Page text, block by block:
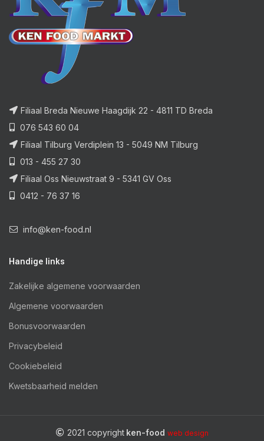
Filiaal Breda Nieuwe Haagdijk 22 - 4811 TD Breda
076 543 60 04
Filiaal Tilburg Verdiplein 13 - 5049 NM Tilburg
013 - 455 27 30
Filiaal Oss Nieuwstraat 9 - 5341 GV Oss
0412 - 76 37 16
info@ken-food.nl
Handige links
Zakelijke algemene voorwaarden
Algemene voorwaarden
Bonusvoorwaarden
Privacybeleid
Cookiebeleid
Kwetsbaarheid melden
2021 copyright ken-food web design